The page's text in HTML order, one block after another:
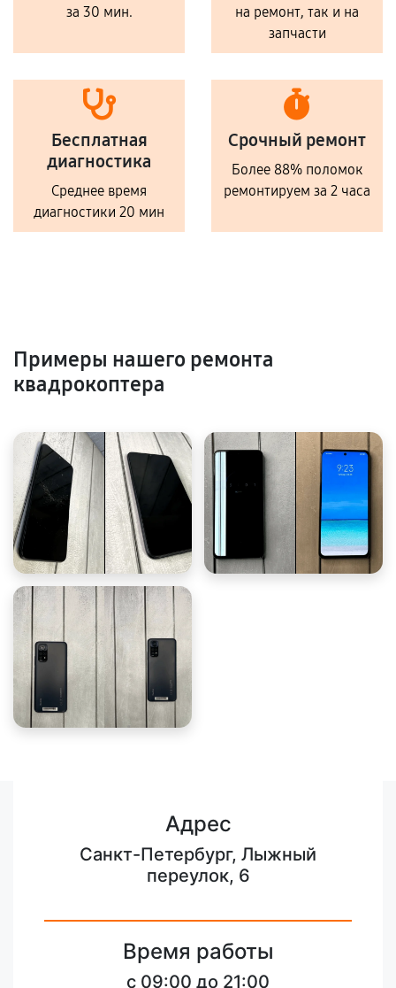
за 30 мин.
на ремонт, так и на
запчасти
Бесплатная
диагностика
Среднее время
диагностики 20 мин
Срочный ремонт
Более 88% поломок
ремонтируем за 2 часа
Примеры нашего ремонта
квадрокоптера
Адрес
Санкт-Петербург, Лыжный
переулок, 6
Время работы
c 09:00 до 21:00